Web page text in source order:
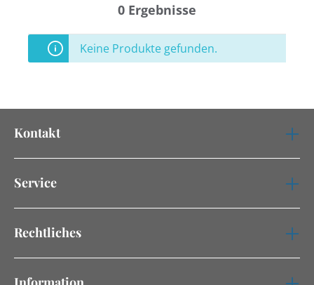
0 Ergebnisse
Keine Produkte gefunden.
Kontakt
Service
Rechtliches